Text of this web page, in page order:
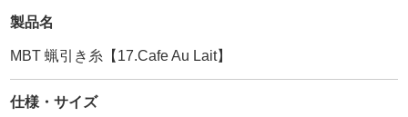
製品名
MBT 蝋引き糸【17.Cafe Au Lait】
仕様・サイズ